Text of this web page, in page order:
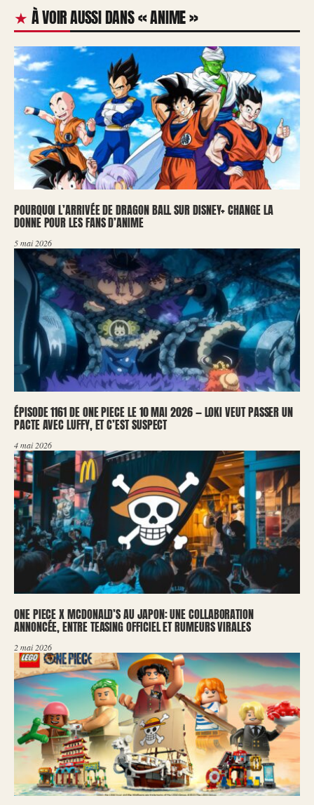
À VOIR AUSSI DANS « ANIME »
POURQUOI L’ARRIVÉE DE DRAGON BALL SUR DISNEY+ CHANGE LA
DONNE POUR LES FANS D’ANIME
5 mai 2026
ÉPISODE 1161 DE ONE PIECE LE 10 MAI 2026 — LOKI VEUT PASSER UN
PACTE AVEC LUFFY, ET C’EST SUSPECT
4 mai 2026
ONE PIECE X MCDONALD’S AU JAPON: UNE COLLABORATION
ANNONCÉE, ENTRE TEASING OFFICIEL ET RUMEURS VIRALES
2 mai 2026